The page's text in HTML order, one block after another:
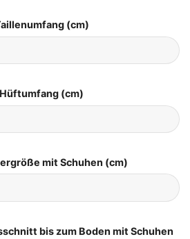
(cm)
(cm)
mit Schuhen (cm)
bis zum Boden mit Schuhen